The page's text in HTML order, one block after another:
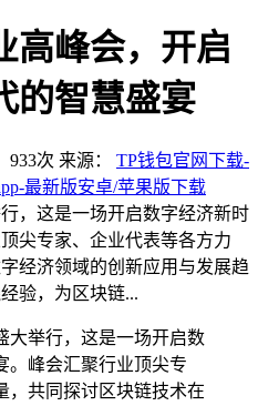
高峰会，开启
的智慧盛宴
933次 来源： TP钱包官网下载-
最新版安卓/苹果版下载
，这是一场开启数字经济新时
尖专家、企业代表等各方力
经济领域的创新应用与发展趋
验，为区块链...
大举行，这是一场开启数
。峰会汇聚行业顶尖专
，共同探讨区块链技术在